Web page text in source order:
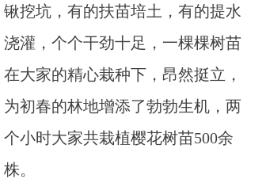
锹挖坑，有的扶苗培土，有的提水
浇灌，个个干劲十足，一棵棵树苗
在大家的精心栽种下，昂然挺立，
为初春的林地增添了勃勃生机，两
个小时大家共栽植樱花树苗500余
株。